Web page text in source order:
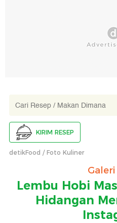
KIRIM RESEP
detikFood Foto Kuliner
Lembu Hobi
Hidangan